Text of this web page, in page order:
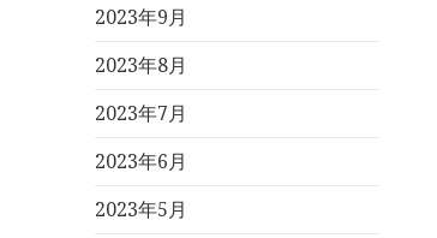
2023年9月
2023年8月
2023年7月
2023年6月
2023年5月